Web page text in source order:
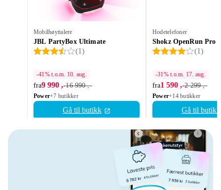
Mobilhøyttalere
JBL PartyBox Ultimate
(1)
-41% t.o.m. 10. aug.
fra9 990 ,-16 990 ,-
Power+7 butikker
Gå til butikk
Hodetelefoner
Shokz OpenRun Pro 2
(1)
-31% t.o.m. 17. aug.
fra1 590 ,-2 299 ,-
Power+14 butikker
Gå til butikk